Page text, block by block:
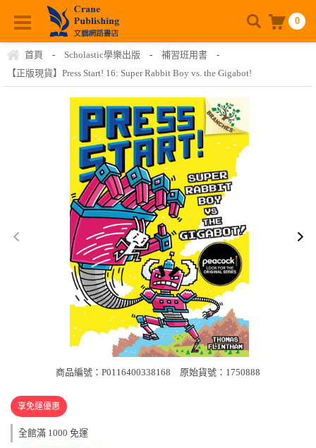
0
首頁 - Scholastic學樂出版 - 補習班用書
-
【正版現貨】Press Start! 16: Super Rabbit Boy vs. the Gigabot!
商品編號：P0116400338168 原始貨號：1750888
享免運優惠
全館滿 1000 免運